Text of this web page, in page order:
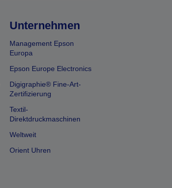
Unternehmen
Management Epson
Europa
Epson Europe Electronics
Digigraphie® Fine-Art-
Zertifizierung
Textil-
Direktdruckmaschinen
Weltweit
Orient Uhren